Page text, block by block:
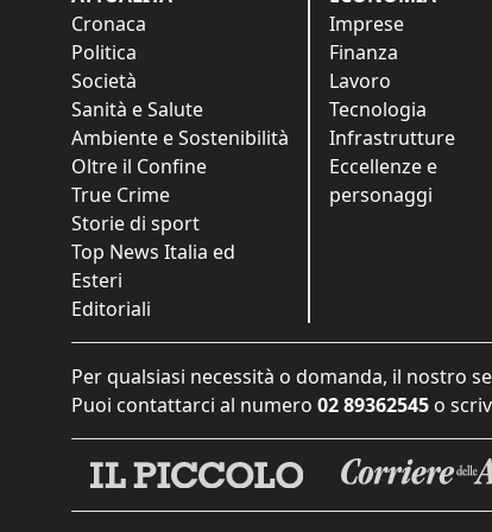
Cronaca
Politica
Società
Sanità e Salute
Ambiente e Sostenibilità
Oltre il Confine
True Crime
Storie di sport
Top News Italia ed
Esteri
Editoriali
Imprese
Finanza
Lavoro
Tecnologia
Infrastrutture
Eccellenze e
personaggi
Per qualsiasi necessità o domanda, il nostro
Puoi contattarci al numero 02 89362545 o